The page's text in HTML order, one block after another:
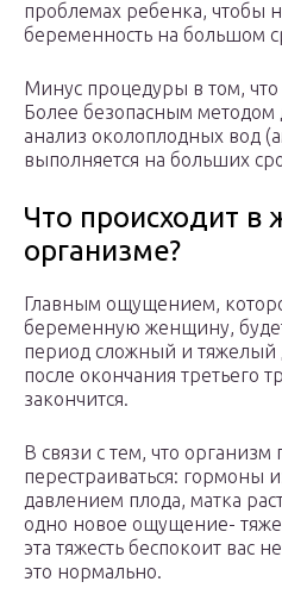
проблемах ребенка, чтобы
беременность на большом
Минус процедуры в том,
Более безопасным методом
анализ околоплодных вод
выполняется на больших
Что происходит в
организме?
Главным ощущением,
беременную женщину,
период сложный и
после окончания третьего
закончится.
В связи с тем, что организм
перестраиваться: гормоны
давлением плода, матка
одно новое ощущение-
эта тяжесть беспокоит вас
это нормально.